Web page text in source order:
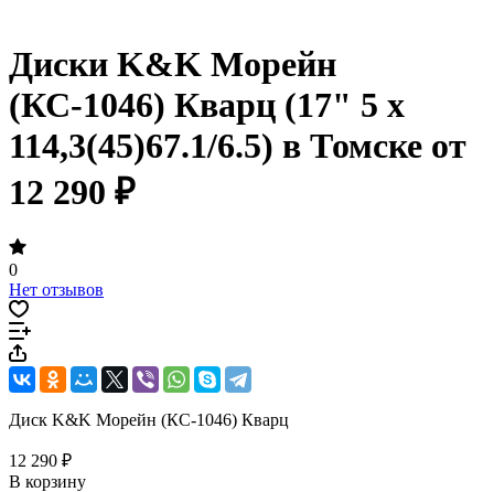
Диски K&K Морейн
(КС-1046) Кварц (17" 5 x
114,3(45)67.1/6.5) в Томске от
12 290 ₽
0
Нет отзывов
Диск K&K Морейн (КС-1046) Кварц
12 290 ₽
В корзину